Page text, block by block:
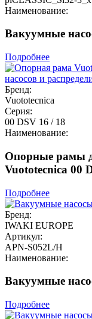
Наименование:
Вакуумные
Подробнее
Бренд:
Vuototecnica
Серия:
00 DSV 16 / 18
Наименование:
Опорные рамы
Vuototecnica 00
Подробнее
Бренд:
IWAKI EUROPE
Артикул:
APN-S052L/H
Наименование:
Вакуумные
Подробнее